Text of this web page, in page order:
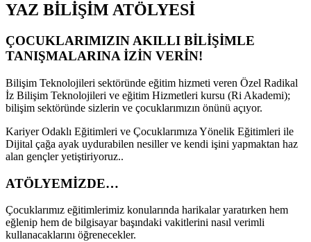
YAZ BİLİŞİM ATÖLYESİ
ÇOCUKLARIMIZIN AKILLI BİLİŞİMLE
TANIŞMALARINA İZİN VERİN!
Bilişim Teknolojileri sektöründe eğitim hizmeti veren Özel Radikal
İz Bilişim Teknolojileri ve eğitim Hizmetleri kursu (Ri Akademi);
bilişim sektöründe sizlerin ve çocuklarımızın önünü açıyor.
Kariyer Odaklı Eğitimleri ve Çocuklarımıza Yönelik Eğitimleri ile
Dijital çağa ayak uydurabilen nesiller ve kendi işini yapmaktan haz
alan gençler yetiştiriyoruz..
ATÖLYEMİZDE…
Çocuklarımız eğitimlerimiz konularında harikalar yaratırken hem
eğlenip hem de bilgisayar başındaki vakitlerini nasıl verimli
kullanacaklarını öğrenecekler.